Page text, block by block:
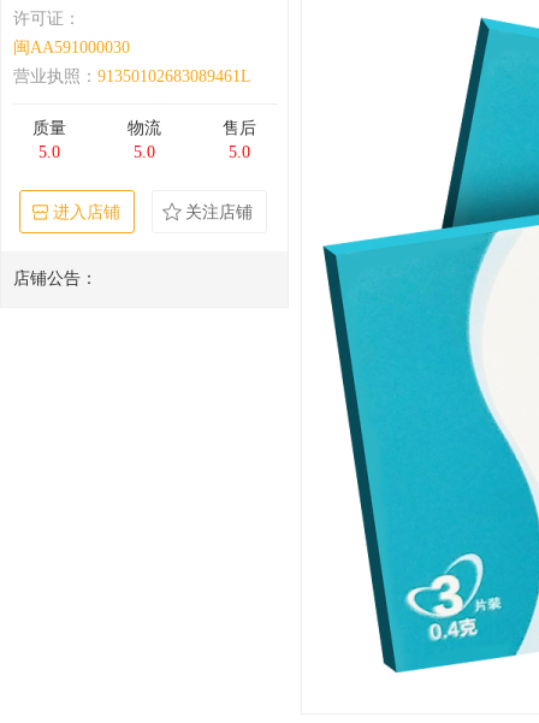
许可证：
闽AA591000030
营业执照： 91350102683089461L
质量
5.0
物流
5.0
售后
5.0
进入店铺 关注店铺
店铺公告：